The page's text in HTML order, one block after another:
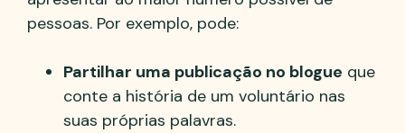
pessoas. Por exemplo, pode:
Partilhar uma publicação no blogue que
conte a história de um voluntário nas
suas próprias palavras.